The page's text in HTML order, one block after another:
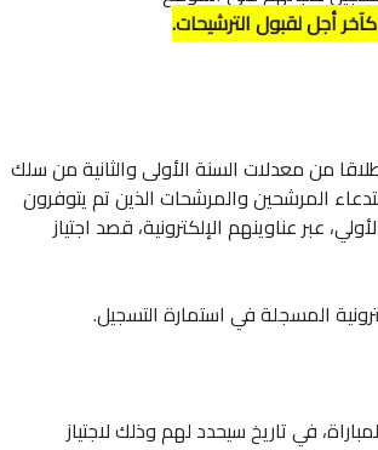
من معدلات السنة الأولى والثانية من سلك
المرشحين والمرشحات الذين تم يتوفرون
عبر عناوينهم الإلكترونية، قصد اجتياز
المسجلة في استمارة التسجيل.
في تاريخ سيحدد لهم وذلك لاجتياز